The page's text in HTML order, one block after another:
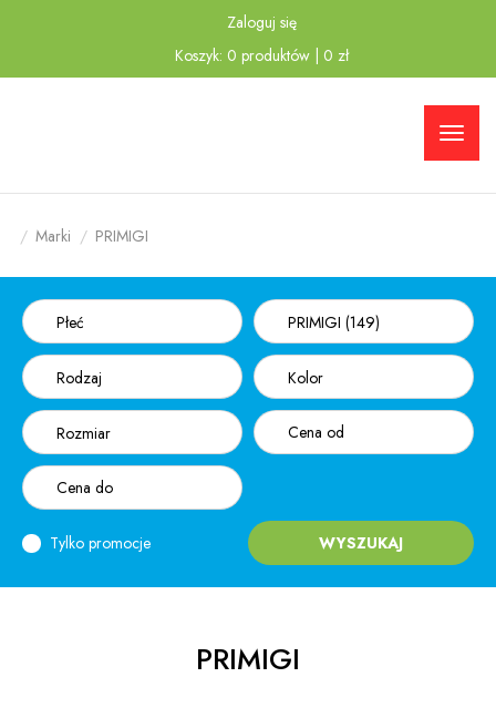
do menu
do
Zaloguj się
Koszyk: 0 produktów 0 zł
Marki PRIMIGI
Płeć PRIMIGI (149)
Rodzaj Kolor
Rozmiar
Tylko promocje WYSZUKAJ
PRIMIGI